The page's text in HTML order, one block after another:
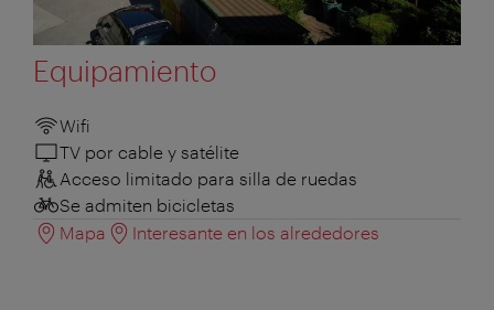
Equipamiento
Wifi
TV por cable y satélite
Acceso limitado para silla de ruedas
Se admiten bicicletas
Mapa
Interesante en los alrededores